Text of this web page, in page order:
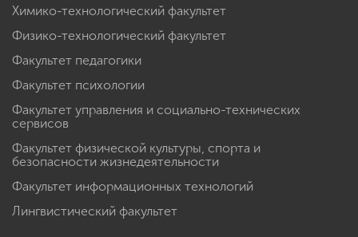
Химико-технологический факультет
Физико-технологический факультет
Факультет педагогики
Факультет психологии
Факультет управления и социально-технических
сервисов
Факультет физической культуры, спорта и
безопасности жизнедеятельности
Факультет информационных технологий
Лингвистический факультет